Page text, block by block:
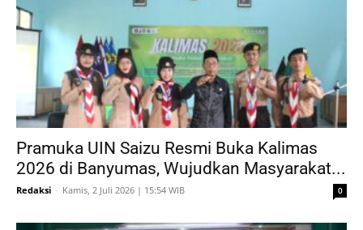
Pramuka UIN Saizu Resmi Buka Kalimas
2026 di Banyumas, Wujudkan Masyarakat...
Redaksi - Kamis, 2 Juli 2026 | 15:54 WIB 0